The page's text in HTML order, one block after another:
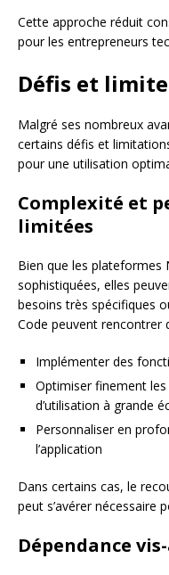
Cette approche réduit
pour les entrepreneurs
Défis et
Malgré ses nombreux
certains défis et
pour une utilisation
Complexité et
limitées
Bien que les plateformes
sophistiquées, elles
besoins très spécifiques
Code peuvent rencontrer
Implémenter des
Optimiser finement
d’utilisation à grande
Personnaliser en
l’application
Dans certains cas, le
peut s’avérer nécessaire
Dépendance